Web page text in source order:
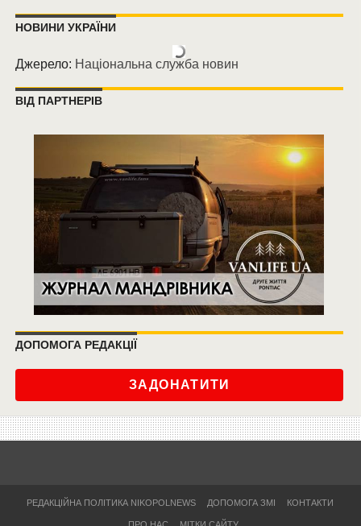
НОВИНИ УКРАЇНИ
Джерело: Національна служба новин
ВІД ПАРТНЕРІВ
ДОПОМОГА РЕДАКЦІЇ
ЗАДОНАТИТИ
РЕДАКЦІЙНА ПОЛІТИКА NIKOPOLNEWS ДОПОМОГА ЗМІ КОНТАКТИ